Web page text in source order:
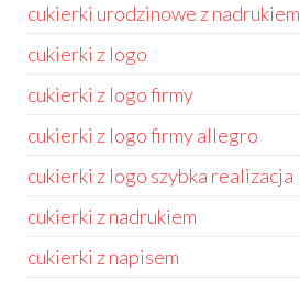
cukierki urodzinowe z nadrukiem
cukierki z logo
cukierki z logo firmy
cukierki z logo firmy allegro
cukierki z logo szybka realizacja
cukierki z nadrukiem
cukierki z napisem